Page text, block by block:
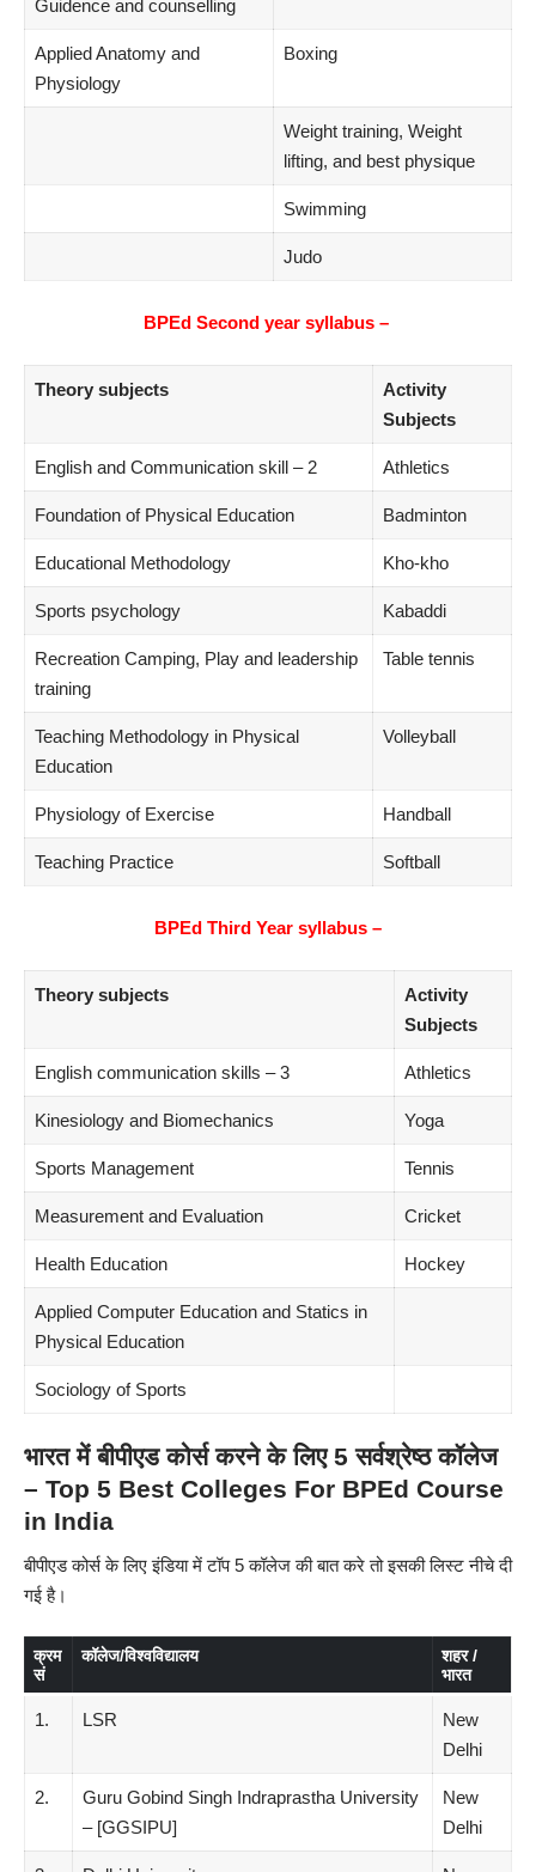
Guidence and counselling
Applied Anatomy and
Physiology
Boxing
Weight training, Weight
lifting, and best physique
Swimming
Judo
BPEd Second year syllabus –
Theory subjects
Activity
Subjects
English and Communication skill – 2 Athletics
Foundation of Physical Education Badminton
Educational Methodology Kho-kho
Sports psychology Kabaddi
Recreation Camping, Play and leadership
training
Table tennis
Teaching Methodology in Physical
Education
Volleyball
Physiology of Exercise Handball
Teaching Practice Softball
BPEd Third Year syllabus –
Theory subjects
Activity
Subjects
English communication skills – 3 Athletics
Kinesiology and Biomechanics Yoga
Sports Management Tennis
Measurement and Evaluation Cricket
Health Education Hockey
Applied Computer Education and Statics in
Physical Education
Sociology of Sports
भारत में बीपीएड कोर्स करने के लिए 5 सर्वश्रेष्ठ कॉलेज
– Top 5 Best Colleges For BPEd Course
in India
बीपीएड कोर्स के लिए इंडिया में टॉप 5 कॉलेज की बात करे तो इसकी लिस्ट नीचे दी
गई है।
क्रम
सं
कॉलेज/विश्वविद्यालय
शहर /
भारत
1. LSR
New
Delhi
2.
Guru Gobind Singh Indraprastha University
– [GGSIPU]
New
Delhi